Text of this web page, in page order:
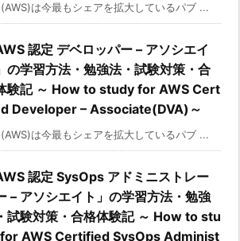
は今最もシェアを拡大しているパブ ...
認定 デベロッパー – アソシエイ
の学習方法・勉強法・試験対策・合
験記 ～ How to study for AWS Cert
Developer – Associate(DVA)～
は今最もシェアを拡大しているパブ ...
認定 SysOps アドミニストレー
– アソシエイト」の学習方法・勉強
試験対策・合格体験記 ～ How to stu
AWS Certified SysOps Administ